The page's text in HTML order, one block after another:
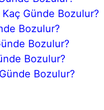
Kaç Günde Bozulur?
Bozulur?
Bozulur?
Bozulur?
Bozulur?